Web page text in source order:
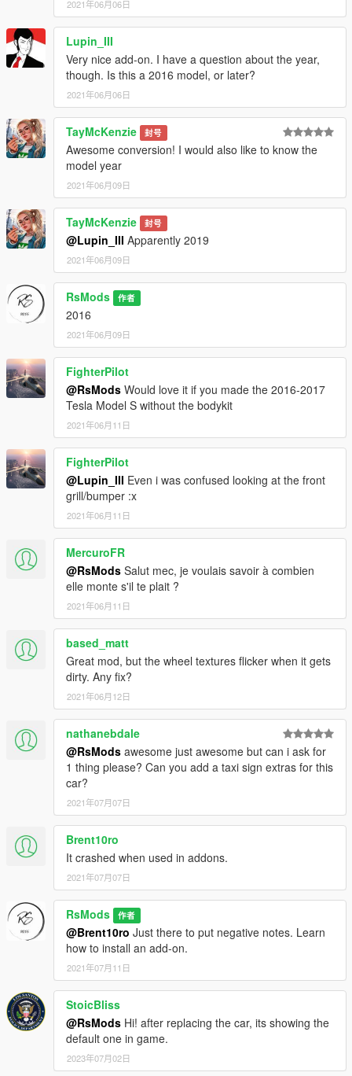
2021年06月06日
Lupin_III
Very nice add-on. I have a question about the year,
though. Is this a 2016 model, or later?
2021年06月06日
TayMcKenzie 封号
Awesome conversion! I would also like to know the
model year
2021年06月09日
TayMcKenzie 封号
@Lupin_III Apparently 2019
2021年06月09日
RsMods 作者
2016
2021年06月09日
FighterPilot
@RsMods Would love it if you made the 2016-2017
Tesla Model S without the bodykit
2021年06月11日
FighterPilot
@Lupin_III Even i was confused looking at the front
grill/bumper :x
2021年06月11日
MercuroFR
@RsMods Salut mec, je voulais savoir à combien
elle monte s'il te plait ?
2021年06月11日
based_matt
Great mod, but the wheel textures flicker when it gets
dirty. Any fix?
2021年06月12日
nathanebdale
@RsMods awesome just awesome but can i ask for
1 thing please? Can you add a taxi sign extras for this
car?
2021年07月07日
Brent10ro
It crashed when used in addons.
2021年07月07日
RsMods 作者
@Brent10ro Just there to put negative notes. Learn
how to install an add-on.
2021年07月11日
StoicBliss
@RsMods Hi! after replacing the car, its showing the
default one in game.
2023年07月02日